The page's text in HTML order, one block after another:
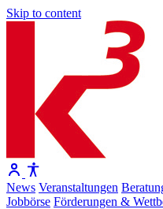
Skip to content
News Veranstaltungen
Jobbörse Förderungen &